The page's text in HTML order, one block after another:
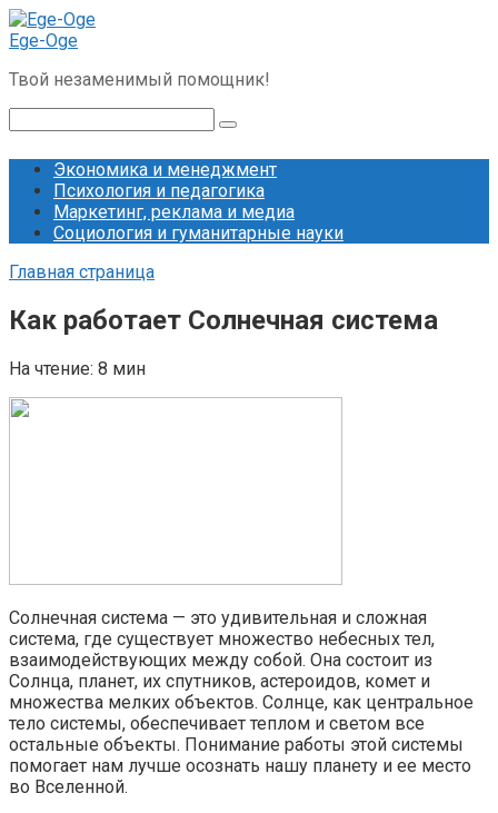
Перейти
к
Ege-Oge
Твой незаменимый помощник!
Экономика и менеджмент
Психология и педагогика
Маркетинг, реклама и медиа
Социология и гуманитарные науки
Главная страница
Как работает Солнечная система
На чтение: 8 мин
Солнечная система — это удивительная и сложная
система, где существует множество небесных тел,
взаимодействующих между собой. Она состоит из
Солнца, планет, их спутников, астероидов, комет и
множества мелких объектов. Солнце, как центральное
тело системы, обеспечивает теплом и светом все
остальные объекты. Понимание работы этой системы
помогает нам лучше осознать нашу планету и ее место
во Вселенной.